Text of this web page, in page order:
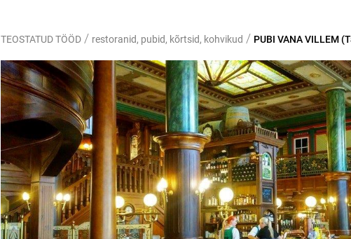
TEOSTATUD TÖÖD / restoranid, pubid, kõrtsid, kohvikud / PUBI VANA VILLEM